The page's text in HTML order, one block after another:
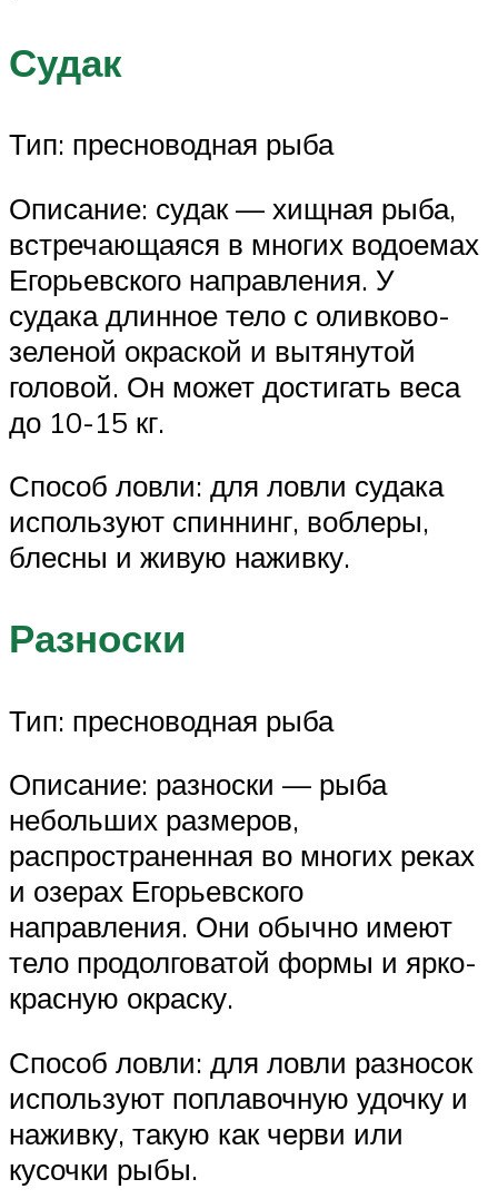
Судак
Тип: пресноводная рыба
Описание: судак — хищная рыба,
встречающаяся в многих водоемах
Егорьевского направления. У
судака длинное тело с оливково-
зеленой окраской и вытянутой
головой. Он может достигать веса
до 10-15 кг.
Способ ловли: для ловли судака
используют спиннинг, воблеры,
блесны и живую наживку.
Разноски
Тип: пресноводная рыба
Описание: разноски — рыба
небольших размеров,
распространенная во многих реках
и озерах Егорьевского
направления. Они обычно имеют
тело продолговатой формы и ярко-
красную окраску.
Способ ловли: для ловли разносок
используют поплавочную удочку и
наживку, такую как черви или
кусочки рыбы.